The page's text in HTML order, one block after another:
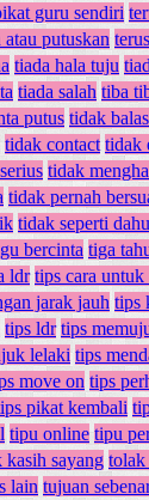
guru sendiri
atau putuskan
tiada hala tuju
tiada salah tiba
putus tidak
tidak contact tidak
tidak
tidak pernah
tidak seperti
bercinta tiga
ldr tips cara untuk
jarak jauh tips
tips ldr tips
lelaki tips
move on tips
pikat kembali
tipu online tipu
kasih sayang tolak
lain tujuan